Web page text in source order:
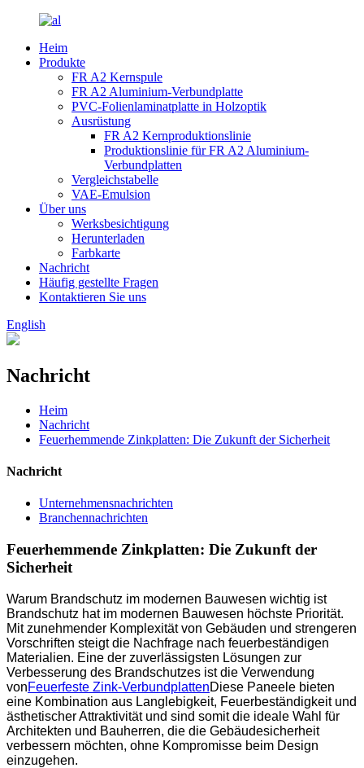
Heim
Produkte
FR A2 Kernspule
FR A2 Aluminium-Verbundplatte
PVC-Folienlaminatplatte in Holzoptik
Ausrüstung
FR A2 Kernproduktionslinie
Produktionslinie für FR A2 Aluminium-
Verbundplatten
Vergleichstabelle
VAE-Emulsion
Über uns
Werksbesichtigung
Herunterladen
Farbkarte
Nachricht
Häufig gestellte Fragen
Kontaktieren Sie uns
English
Nachricht
Heim
Nachricht
Feuerhemmende Zinkplatten: Die Zukunft der Sicherheit
Nachricht
Unternehmensnachrichten
Branchennachrichten
Feuerhemmende Zinkplatten: Die Zukunft der
Sicherheit
Warum Brandschutz im modernen Bauwesen wichtig ist
Brandschutz hat im modernen Bauwesen höchste Priorität.
Mit zunehmender Komplexität von Gebäuden und strengeren
Vorschriften steigt die Nachfrage nach feuerbeständigen
Materialien. Eine der zuverlässigsten Lösungen zur
Verbesserung des Brandschutzes ist die Verwendung
vonFeuerfeste Zink-VerbundplattenDiese Paneele bieten
eine Kombination aus Langlebigkeit, Feuerbeständigkeit und
ästhetischer Attraktivität und sind somit die ideale Wahl für
Architekten und Bauherren, die die Gebäudesicherheit
verbessern möchten, ohne Kompromisse beim Design
einzugehen.